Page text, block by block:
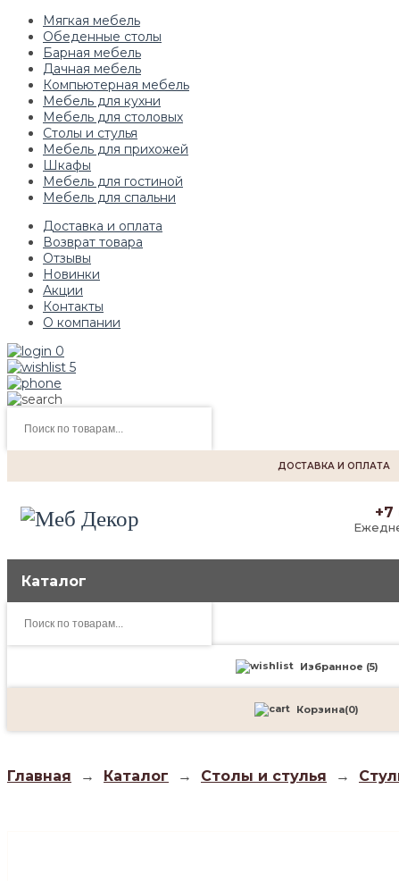
Мягкая мебель
Обеденные столы
Барная мебель
Дачная мебель
Компьютерная мебель
Мебель для кухни
Мебель для столовых
Столы и стулья
Мебель для прихожей
Шкафы
Мебель для гостиной
Мебель для спальни
Доставка и оплата
Возврат товара
Отзывы
Новинки
Акции
Контакты
О компании
0
5
товаров
ДОСТАВКА И ОПЛАТА
+7
Каталог
товаров
Избранное (5)
Корзина(0)
Главная → Каталог → Столы и стулья →